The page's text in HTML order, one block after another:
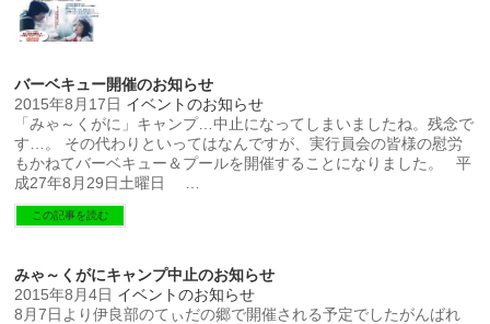
バーベキュー開催のお知らせ
2015年8月17日 イベントのお知らせ
「みゃ～くがに」キャンプ…中止になってしまいましたね。残念で
す…。 その代わりといってはなんですが、実行員会の皆様の慰労
もかねてバーベキュー＆プールを開催することになりました。 平
成27年8月29日土曜日 …
この記事を読む
みゃ～くがにキャンプ中止のお知らせ
2015年8月4日 イベントのお知らせ
8月7日より伊良部のてぃだの郷で開催される予定でしたがんばれ